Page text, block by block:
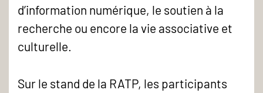
d’information numérique, le soutien à la
recherche ou encore la vie associative et
culturelle.
Sur le stand de la RATP, les participants